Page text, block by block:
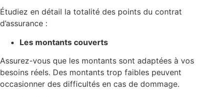
Étudiez en détail la totalité des points du contrat
d’assurance :
Les montants couverts
Assurez-vous que les montants sont adaptées à vos
besoins réels. Des montants trop faibles peuvent
occasionner des difficultés en cas de dommage.